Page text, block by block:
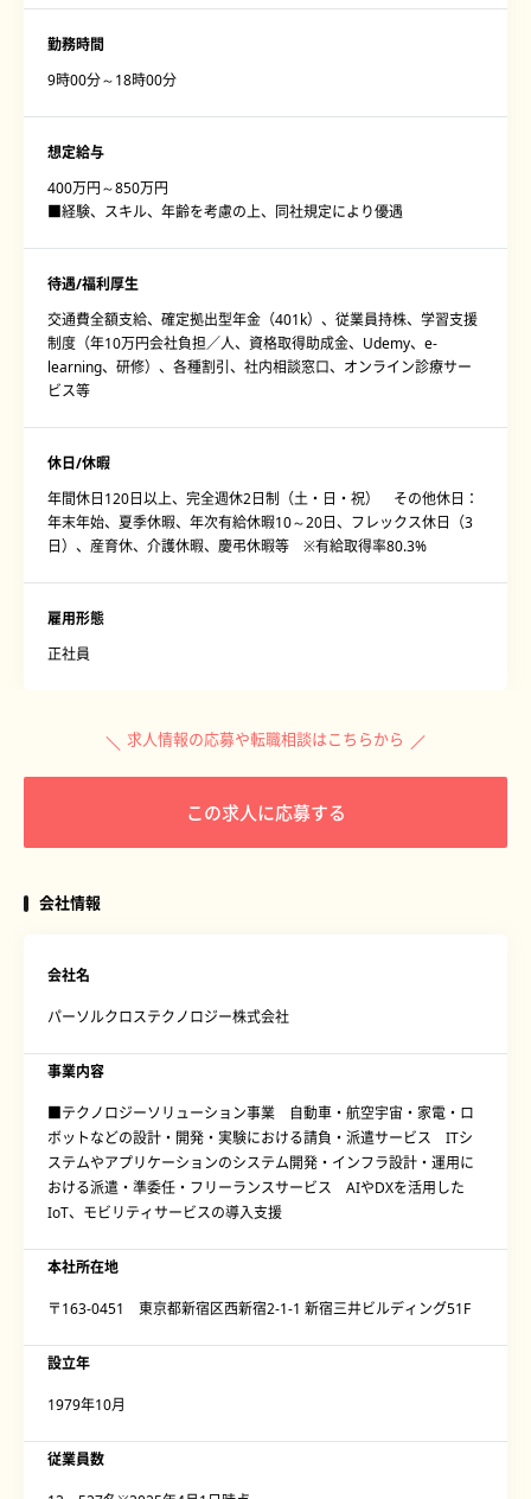
勤務時間
9時00分～18時00分
想定給与
400万円～850万円
■経験、スキル、年齢を考慮の上、同社規定により優遇
待遇/福利厚生
交通費全額支給、確定拠出型年金（401k）、従業員持株、学習支援
制度（年10万円会社負担／人、資格取得助成金、Udemy、e-
learning、研修）、各種割引、社内相談窓口、オンライン診療サー
ビス等
休日/休暇
年間休日120日以上、完全週休2日制（土・日・祝） その他休日：
年末年始、夏季休暇、年次有給休暇10～20日、フレックス休日（3
日）、産育休、介護休暇、慶弔休暇等 ※有給取得率80.3%
雇用形態
正社員
求人情報の応募や転職相談はこちらから
この求人に応募する
会社情報
会社名
パーソルクロステクノロジー株式会社
事業内容
■テクノロジーソリューション事業 自動車・航空宇宙・家電・ロ
ボットなどの設計・開発・実験における請負・派遣サービス ITシ
ステムやアプリケーションのシステム開発・インフラ設計・運用に
おける派遣・準委任・フリーランスサービス AIやDXを活用した
IoT、モビリティサービスの導入支援
本社所在地
〒163-0451 東京都新宿区西新宿2-1-1 新宿三井ビルディング51F
設立年
1979年10月
従業員数